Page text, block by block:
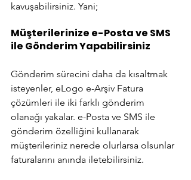
kavuşabilirsiniz. Yani;
Müşterilerinize e-Posta ve SMS
ile Gönderim Yapabilirsiniz
Gönderim sürecini daha da kısaltmak
isteyenler, eLogo e-Arşiv Fatura
çözümleri ile iki farklı gönderim
olanağı yakalar. e-Posta ve SMS ile
gönderim özelliğini kullanarak
müşterileriniz nerede olurlarsa olsunlar
faturalarını anında iletebilirsiniz.